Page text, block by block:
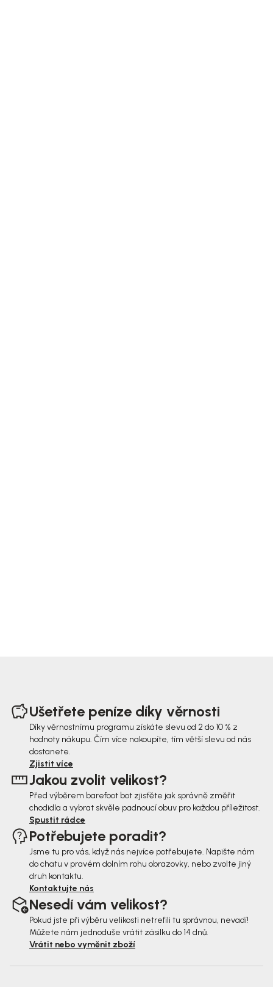
Ušetřete peníze díky věrnosti
Díky věrnostnímu programu získáte slevu od 2 do 10 % z
hodnoty nákupu. Čím více nakoupíte, tím větší slevu od nás
dostanete.
Zjistit více
Jakou zvolit velikost?
Před výběrem barefoot bot zjisťěte jak správně změřit
chodidla a vybrat skvěle padnoucí obuv pro každou příležitost.
Spustit rádce
Potřebujete poradit?
Jsme tu pro vás, když nás nejvíce potřebujete. Napište nám
do chatu v pravém dolním rohu obrazovky, nebo zvolte jiný
druh kontaktu.
Kontaktujte nás
Nesedí vám velikost?
Pokud jste při výběru velikosti netrefili tu správnou, nevadí!
Můžete nám jednoduše vrátit zásilku do 14 dnů.
Vrátit nebo vyměnit zboží